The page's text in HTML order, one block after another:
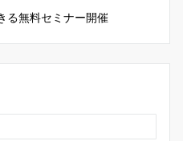
る無料セミナー開催